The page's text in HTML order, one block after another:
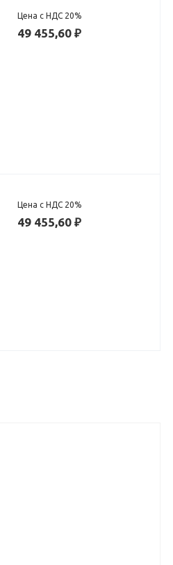
Цена с НДС 20%
49 455,60 ₽
Цена с НДС 20%
49 455,60 ₽